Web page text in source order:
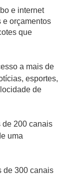
e internet
e orçamentos
que
a mais de
esportes,
de
de 200 canais
uma
de 300 canais